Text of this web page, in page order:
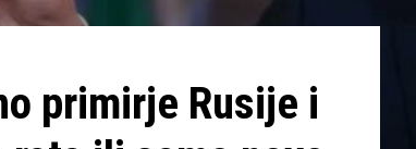
primirje Rusije i